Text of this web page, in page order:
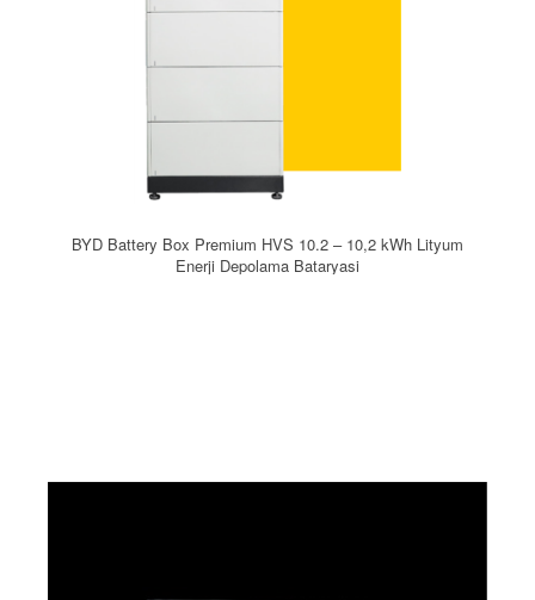
BYD Battery Box Premium HVS 10.2 – 10,2 kWh Lityum
Enerji Depolama Bataryasi